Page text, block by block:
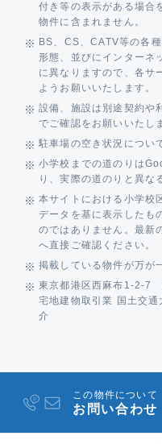
付き等の表示がある場合
物件に含まれません。
BS、CS、CATV等の各
形態、並びにインターネ
に異なりますので、各サ
ようお願いいたします。
設備、施設は別途契約や
でご確認をお願いいたし
駐車場の空き状況につい
小学校までの道のりは
り、実際の道のりと異な
本サイトにおける小学校
データを基に表示したも
のではありません。最新
へ直接ご確認ください。
掲載している物件が万が
東京都港区西麻布1-2-7
宅地建物取引業 国土交
介
この物件について
お問い合わせ